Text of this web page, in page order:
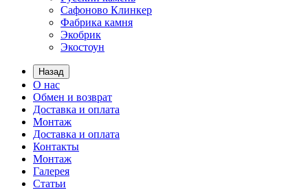
Сафоново Клинкер
Фабрика камня
Экобрик
Экостоун
Назад
О нас
Обмен и возврат
Доставка и оплата
Монтаж
Доставка и оплата
Контакты
Монтаж
Галерея
Статьи